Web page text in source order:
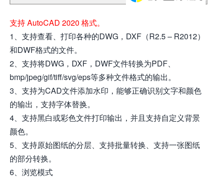
支持 AutoCAD 2020 格式。
1、支持查看、打印各种的DWG，DXF（R2.5 – R2012）
和DWF格式的文件。
2、支持将DWG，DXF，DWF文件转换为PDF、
bmp/jpeg/gif/tiff/svg/eps等多种文件格式的输出。
3、支持为CAD文件添加水印，能够正确识别文字和颜色
的输出，支持字体替换。
4、支持黑白或彩色文件打印输出，并且支持自定义背景
颜色。
5、支持原始图纸的分层、支持批量转换、支持一张图纸
的部分转换。
6、浏览模式